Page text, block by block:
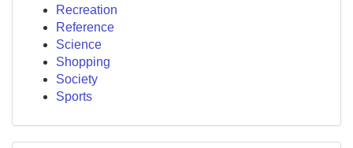
Recreation
Reference
Science
Shopping
Society
Sports